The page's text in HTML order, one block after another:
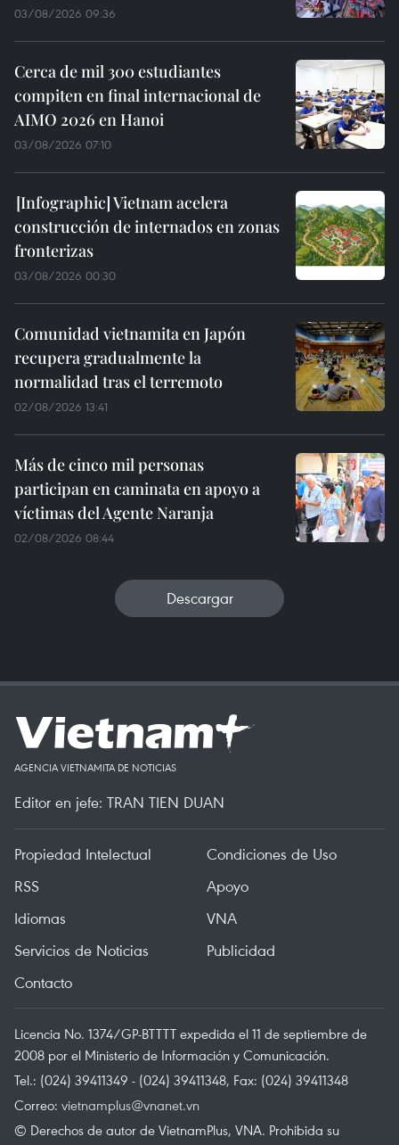
03/08/2026 09:36
Cerca de mil 300 estudiantes
compiten en final internacional de
AIMO 2026 en Hanoi
03/08/2026 07:10
Vietnam acelera
construcción de internados en zonas
fronterizas
03/08/2026 00:30
Comunidad vietnamita en Japón
recupera gradualmente la
normalidad tras el terremoto
02/08/2026 13:41
Más de cinco mil personas
participan en caminata en apoyo a
víctimas del Agente Naranja
02/08/2026 08:44
Descargar
AGENCIA VIETNAMITA DE NOTICIAS
Editor en jefe: TRAN TIEN DUAN
Propiedad Intelectual
Condiciones de Uso
RSS
Apoyo
Idiomas
VNA
Servicios de Noticias
Publicidad
Contacto
Licencia No. 1374/GP-BTTTT expedida el 11 de septiembre de
2008 por el Ministerio de Información y Comunicación.
Tel.: (024) 39411349 - (024) 39411348, Fax: (024) 39411348
Correo: vietnamplus@vnanet.vn
© Derechos de autor de VietnamPlus, VNA. Prohibida su